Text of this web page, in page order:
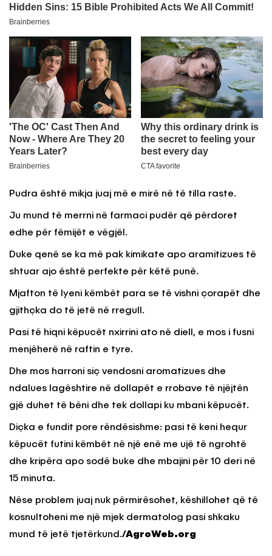
Pudra është mikja juaj më e mirë në të tilla raste.
Ju mund të merrni në farmaci pudër që përdoret
edhe për fëmijët e vëgjël.
Duke qenë se ka më pak kimikate apo aramitizues të
shtuar ajo është perfekte për këtë punë.
Mjafton të lyeni këmbët para se të vishni çorapët dhe
gjithçka do të jetë në rregull.
Pasi të hiqni këpucët nxirrini ato në diell, e mos i fusni
menjëherë në raftin e tyre.
Dhe mos harroni siç vendosni aromatizues dhe
ndalues lagështire në dollapët e rrobave të njëjtën
gjë duhet të bëni dhe tek dollapi ku mbani këpucët.
Diçka e fundit pore rëndësishme: pasi të keni hequr
këpucët futini këmbët në një enë me ujë të ngrohtë
dhe kripëra apo sodë buke dhe mbajini për 10 deri në
15 minuta.
Nëse problem juaj nuk përmirësohet, këshillohet që të
kosnultoheni me një mjek dermatolog pasi shkaku
mund të jetë tjetërkund./AgroWeb.org